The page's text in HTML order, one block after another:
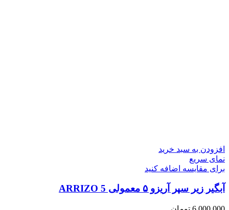
افزودن به سبد خرید
نمای سریع
برای مقایسه اضافه کنید
آبگیر زیر سپر آریزو ۵ معمولی ARRIZO 5